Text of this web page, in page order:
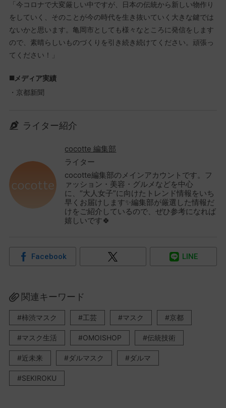
「今コロナで大変厳しい中ですが、日本の伝統から新しい物作り
をしていく、そのことが今の時代を生き抜いていく大きな鍵では
ないかと思います。亀岡市としても様々なところに発信をします
ので、素晴らしいものづくりを引き続き続けてください。頑張っ
てください！」
◼️メディア実績
・京都新聞
ライター紹介
cocotte 編集部
ライター
cocotte編集部のメインアカウントです。フ
ァッション・美容・グルメなどを中心
に、“大人女子”に向けたトレンド情報をいち
早くお届けします✨編集部が厳選した情報だ
けをご紹介しているので、ぜひ参考になれば
嬉しいです🍀
Facebook LINE
関連キーワード
柿渋マスク 工芸 マスク 京都
マスク生活 OMOISHOP 伝統技術
近未来 ダルマスク ダルマ
SEKIROKU